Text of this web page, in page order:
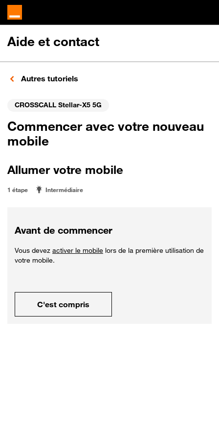
Aide et contact
Autres tutoriels
CROSSCALL Stellar-X5 5G
Commencer avec votre nouveau
mobile
Allumer votre mobile
1 étape Intermédiaire
Avant de commencer
Vous devez activer le mobile lors de la première utilisation de
votre mobile.
C'est compris